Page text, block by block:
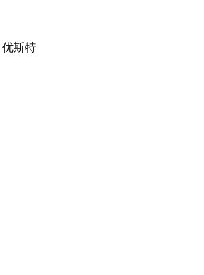
优斯特